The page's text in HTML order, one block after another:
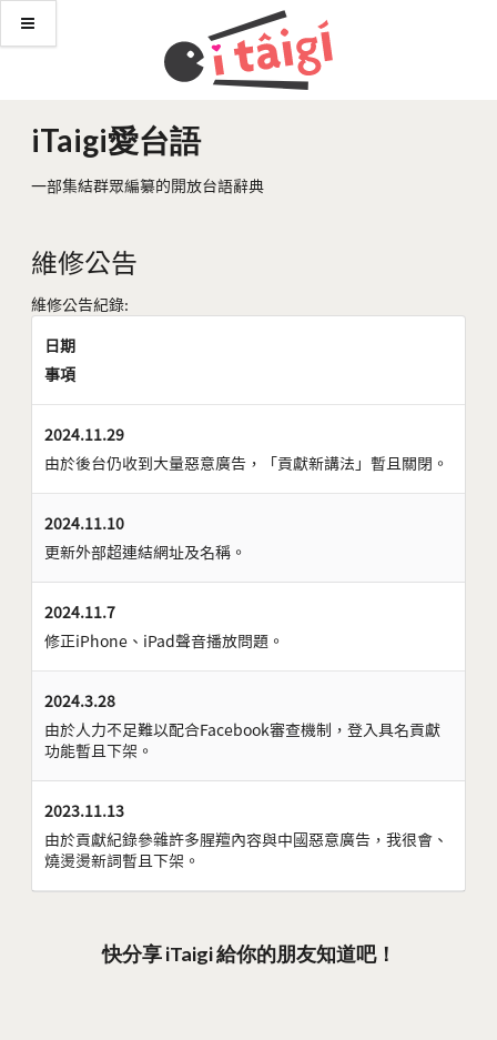
iTaigi愛台語
一部集結群眾編纂的開放台語辭典
維修公告
維修公告紀錄:
日期
事項
2024.11.29
由於後台仍收到大量惡意廣告，「貢獻新講法」暫且關閉。
2024.11.10
更新外部超連結網址及名稱。
2024.11.7
修正iPhone、iPad聲音播放問題。
2024.3.28
由於人力不足難以配合Facebook審查機制，登入具名貢獻
功能暫且下架。
2023.11.13
由於貢獻紀錄參雜許多腥羶內容與中國惡意廣告，我很會、
燒燙燙新詞暫且下架。
快分享 iTaigi 給你的朋友知道吧！